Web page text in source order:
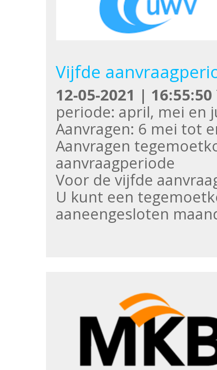
Vijfde
12-05-2021 | 16:55:50
periode: april, mei en
Aanvragen: 6 mei tot
Aanvragen
aanvraagperiode
Voor de vijfde
U kunt een
aaneengesloten